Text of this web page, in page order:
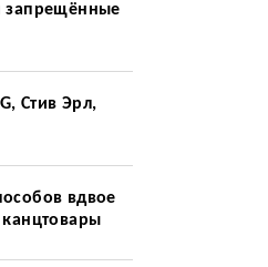
запрещённые
Стив Эрл,
вдвое